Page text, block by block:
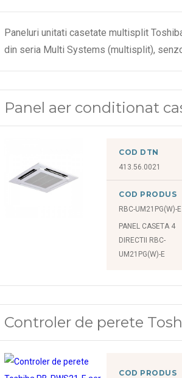
Paneluri unitati casetate multisplit
din seria Multi Systems (multisplit),
Panel aer conditionat
COD DTN
413.56.0021
COD PRODUS
RBC-UM21PG(W)-E
PANEL CASETA 4
DIRECTII RBC-
UM21PG(W)-E
Controler de perete
COD PRODUS